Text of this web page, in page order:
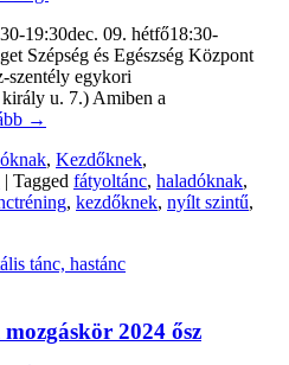
19:30dec. 09. hétfő18:30-
Szépség és Egészség Központ
szentély egykori
u. 7.) Amiben a
→
, Kezdőknek,
| Tagged fátyoltánc, haladóknak,
, kezdőknek, nyílt szintű,
2024 ősz